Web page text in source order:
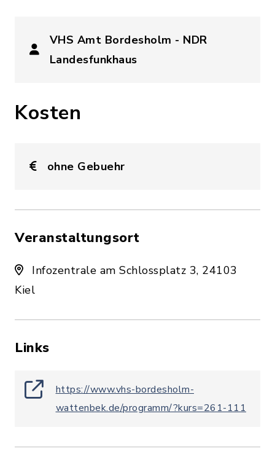
VHS Amt Bordesholm - NDR
Landesfunkhaus
Kosten
ohne Gebuehr
Veranstaltungsort
Infozentrale am Schlossplatz 3, 24103
Kiel
Links
https://www.vhs-bordesholm-
wattenbek.de/programm/?kurs=261-111